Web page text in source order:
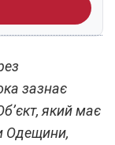
зазнає
який має
Одещини,